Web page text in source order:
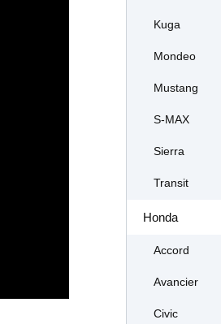
Kuga
Mondeo
Mustang
S-MAX
Sierra
Transit
Honda
Accord
Avancier
Civic